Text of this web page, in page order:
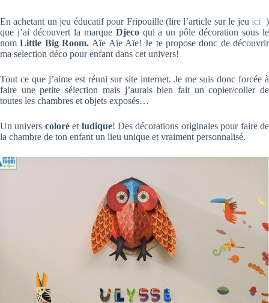
En achetant un jeu éducatif pour Fripouille (lire l’article sur le jeu ici )
que j’ai découvert la marque Djecoqui a un pôle décoration sous le
nomLittle Big Room. Aïe Aïe Aïe! Je te propose donc de découvrir
ma selection déco pour enfant dans cet univers!
Tout ce que j’aime est réuni sur site internet. Je me suis donc forcée à
faire une petite sélection mais j’aurais bien fait un copier/coller de
toutes les chambres et objets exposés…
Un univers coloréet ludique! Des décorations originales pour faire de
la chambre de ton enfant un lieu unique et vraiment personnalisé.